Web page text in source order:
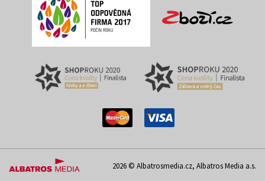
2026 © Albatrosmedia.cz, Albatros Media a.s.